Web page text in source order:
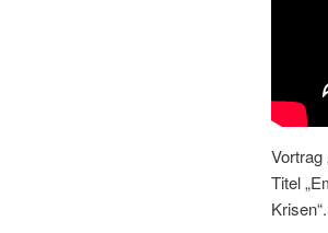
Vortrag
Titel